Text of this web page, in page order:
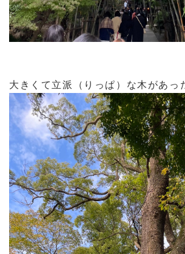
大きくて立派（りっぱ）な木があっ